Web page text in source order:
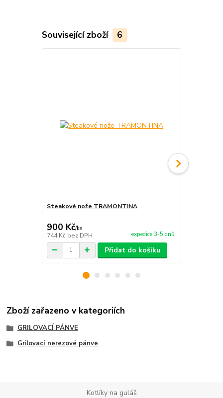
Související zboží 6
Steakové nože TRAMONTINA
900 Kč/ks
744 Kč bez DPH expedice 3-5 dnů
Přidat do košíku
Zboží zařazeno v kategoriích
GRILOVACÍ PÁNVE
Grilovací nerezové pánve
Kotlíky na guláš